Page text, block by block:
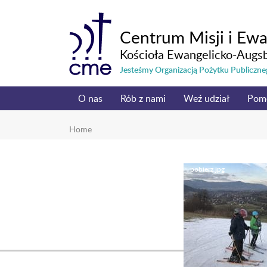
Centrum Misji i
Kościoła Ewangelicko-
Jesteśmy Organizacją Pożytku
O nas Rób z nami Weź udział
Home